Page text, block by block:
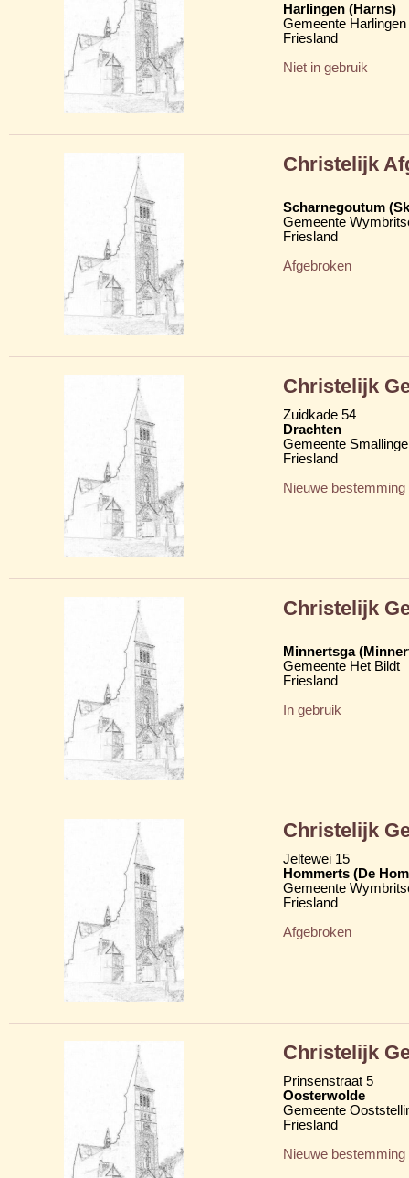
Harlingen (Harns)
Gemeente Harlingen
Friesland
Niet in gebruik
Christelijk
Scharnegoutum
Gemeente
Friesland
Afgebroken
Christelijk
Zuidkade 54
Drachten
Gemeente
Friesland
Nieuwe bestemming
Christelijk
Minnertsga
Gemeente Het Bildt
Friesland
In gebruik
Christelijk
Jeltewei 15
Hommerts (De
Gemeente
Friesland
Afgebroken
Christelijk
Prinsenstraat 5
Oosterwolde
Gemeente
Friesland
Nieuwe bestemming